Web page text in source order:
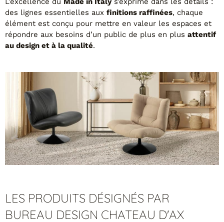
Canapés convertibles
Canapés d'angle
Canapés droits
Canapés modulables
Canapés relax
PAR TAILLE
Canapés 2 places
Canapés 3 places
Canapés 4 places
Canapés panoramiques
Fauteuils
Poufs
Tous les produits
des lignes essentielles aux finitions raffinées, chaque
élément est conçu pour mettre en valeur les espaces et
répondre aux besoins d’un public de plus en plus attentif
au design et à la qualité.
LES PRODUITS DÉSIGNÉS PAR
BUREAU DESIGN CHATEAU D'AX